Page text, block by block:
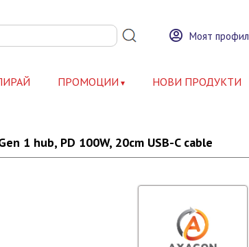
Моят профил
ПРОМОЦИИ НОВИ ПРОДУКТИ
1 hub, PD 100W, 20cm USB-C cable